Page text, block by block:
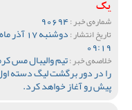
یک
شماره‌ی خبر :
تاریخ انتشار :
09:19
خلاصه‌ی خبر :تیم والیبال مس
را در دور برگشت لیگ دسته
پیش رو آغاز خواهد کرد.